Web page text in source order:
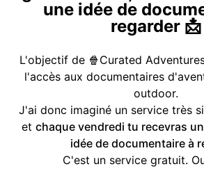
une idée de
regarder 📩
L'objectif de 🍿Curated
l'accès aux documentaires
outdoor.
J'ai donc imaginé un service très
et chaque vendredi tu recevras
idée de documentaire à
C'est un service gratuit.